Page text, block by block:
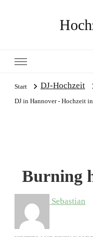
Start DJ-Hochzeit
DJ in Hannover - Hochzeit
Burning
Sebastian